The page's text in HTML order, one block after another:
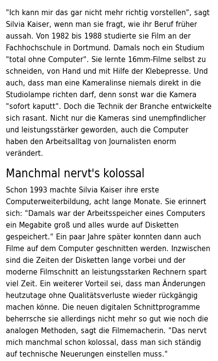
"Ich kann mir das gar nicht mehr richtig vorstellen", sagt
Silvia Kaiser, wenn man sie fragt, wie ihr Beruf früher
aussah. Von 1982 bis 1988 studierte sie Film an der
Fachhochschule in Dortmund. Damals noch ein Studium
"total ohne Computer". Sie lernte 16mm-Filme selbst zu
schneiden, von Hand und mit Hilfe der Klebepresse. Und
auch, dass man eine Kameralinse niemals direkt in die
Studiolampe richten darf, denn sonst war die Kamera
"sofort kaputt". Doch die Technik der Branche entwickelte
sich rasant. Nicht nur die Kameras sind unempfindlicher
und leistungsstärker geworden, auch die Computer
haben den Arbeitsalltag von Journalisten enorm
verändert.
Manchmal nervt's kolossal
Schon 1993 machte Silvia Kaiser ihre erste
Computerweiterbildung, acht lange Monate. Sie erinnert
sich: "Damals war der Arbeitsspeicher eines Computers
ein Megabite groß und alles wurde auf Disketten
gespeichert." Ein paar Jahre später konnten dann auch
Filme auf dem Computer geschnitten werden. Inzwischen
sind die Zeiten der Disketten lange vorbei und der
moderne Filmschnitt an leistungsstarken Rechnern spart
viel Zeit. Ein weiterer Vorteil sei, dass man Änderungen
heutzutage ohne Qualitätsverluste wieder rückgängig
machen könne. Die neuen digitalen Schnittprogramme
beherrsche sie allerdings nicht mehr so gut wie noch die
analogen Methoden, sagt die Filmemacherin. "Das nervt
mich manchmal schon kolossal, dass man sich ständig
auf technische Neuerungen einstellen muss."